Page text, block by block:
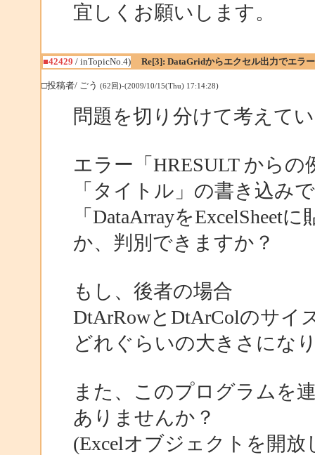
宜しくお願いします。
■42429 / inTopicNo.4) Re[3]: DataGridからエクセル出力でエラー
□投稿者/ ごう (62回)-(2009/10/15(Thu) 17:14:28)
問題を切り分けて考えて
エラー「HRESULT からの
「タイトル」の書き込み
「DataArrayをExcelSheet
か、判別できますか？
もし、後者の場合
DtArRowとDtArColのサイ
どれぐらいの大きさにな
また、このプログラムを
ありませんか？
(Excelオブジェクトを開